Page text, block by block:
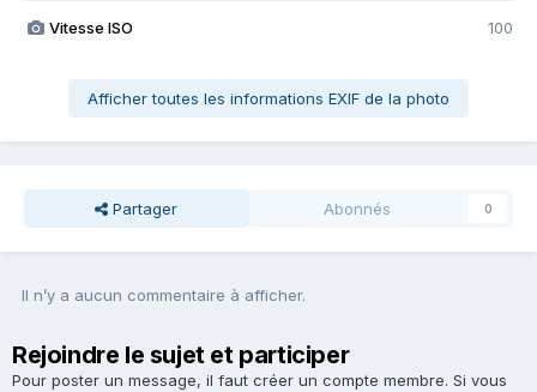
Vitesse ISO 100
Afficher toutes les informations EXIF de la photo
Partager Abonnés 0
Il n’y a aucun commentaire à afficher.
Rejoindre le sujet et participer
Pour poster un message, il faut créer un compte membre. Si vous